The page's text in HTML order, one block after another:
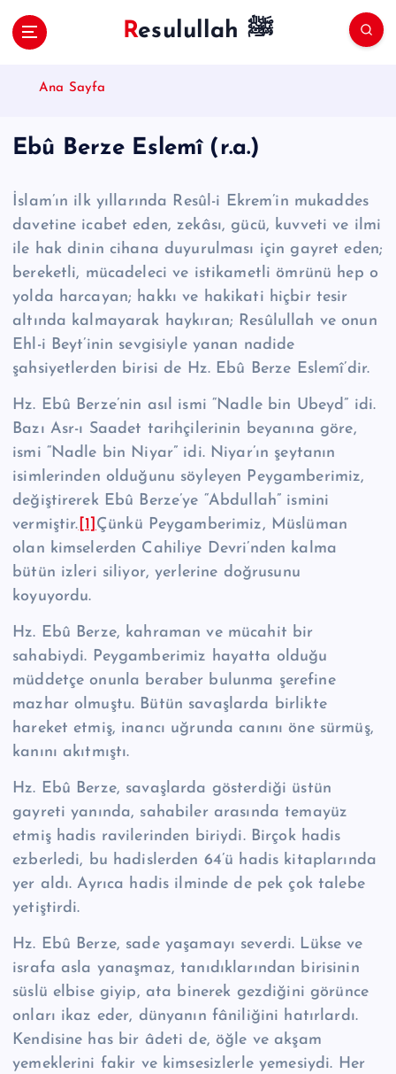
Resulullah ﷺ
Ana Sayfa
Ebû Berze Eslemî (r.a.)
İslam’ın ilk yıllarında Resûl-i Ekrem’in mukaddes
davetine icabet eden, zekâsı, gücü, kuvveti ve ilmi
ile hak dinin cihana duyurulması için gayret eden;
bere­ketli, mücadeleci ve istikametli ömrünü hep o
yolda harcayan; hakkı ve hakikati hiçbir tesir
altında kalmayarak haykıran; Re­sû­lul­lah ve onun
Ehl-i Beyt’inin sevgisiyle yanan nadide
şahsiyetlerden birisi de Hz. Ebû Berze Eslemî’dir.
Hz. Ebû Berze’nin asıl ismi “Nadle bin Ubeyd” idi.
Bazı Asr-ı Saadet tarihçileri­nin beyanına göre,
ismi “Nadle bin Niyar” idi. Niyar’ın şeytanın
isimlerinden ol­duğunu söyleyen Peygamberimiz,
değiştirerek Ebû Berze’ye “Abdullah” ismini
vermiştir. [1] Çün­kü Peygamberimiz, Müslüman
olan kimselerden Cahiliye Dev­ri’nden kalma
bütün izleri siliyor, yerlerine doğrusunu
koyuyordu.
Hz. Ebû Berze, kahraman ve mücahit bir
sahabiydi. Peygamberimiz hayatta olduğu
müddetçe onunla beraber bulunma şerefine
mazhar olmuştu. Bütün sa­vaşlarda birlikte
hareket etmiş, inancı uğrunda canını öne sürmüş,
kanını akıt­mıştı.
Hz. Ebû Berze, savaşlarda gösterdiği üstün
gayreti yanında, sahabiler arasın­da tema­yüz
etmiş hadis ravilerinden biriydi. Birçok hadis
ezberledi, bu hadis­lerden 64’ü hadis kitaplarında
yer aldı. Ayrıca hadis ilminde de pek çok talebe
yetiştirdi.
Hz. Ebû Berze, sade yaşamayı severdi. Lükse ve
israfa asla yanaşmaz, tanı­dıklarından birisinin
süslü elbise giyip, ata binerek gezdiğini görünce
onları ikaz eder, dünyanın fâniliğini hatırlardı.
Kendisine has bir âdeti de, öğle ve ak­şam
yemeklerini fakir ve kimsesizlerle yemesiydi. Her